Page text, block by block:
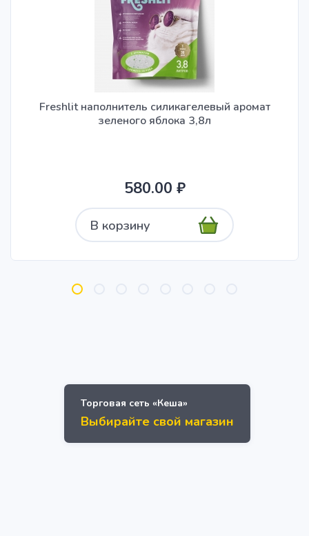
Freshlit наполнитель силикагелевый аромат
зеленого яблока 3,8л
580.00 ₽
В корзину
Торговая сеть «Кеша»
Выбирайте свой магазин